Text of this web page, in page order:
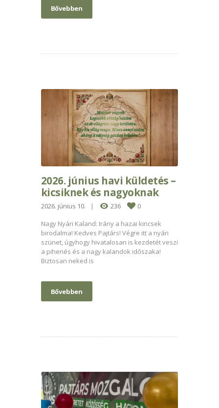
Bővebben
2026. június havi küldetés –
kicsiknek és nagyoknak
2026. június 10. 236 0
Nagy Nyári Kaland: Irány a hazai kincsek
birodalma! Kedves Pajtárs! Végre itt a nyári
szünet, úgyhogy hivatalosan is kezdetét veszi
a pihenés és a nagy kalandok időszaka!
Biztosan neked is
Bővebben